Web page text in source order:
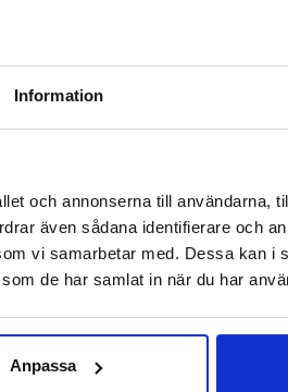
Information
och annonserna till användarna,
även sådana identifierare och
vi samarbetar med. Dessa kan i
de har samlat in när du har
Anpassa